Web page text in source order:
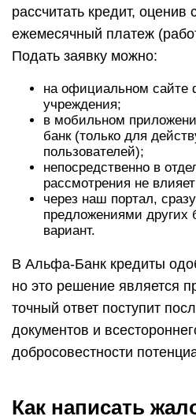
рассчитать кредит,
ежемесячный платеж
Подать заявку можно:
на официальном сайте
учреждения;
в мобильном
банк (только для
пользователей);
непосредственно в
рассмотрения не
через наш портал,
предложениями других
вариант.
В Альфа-Банк кредиты
но это решение является
точный ответ поступит
документов и
добросовестности
Как написать